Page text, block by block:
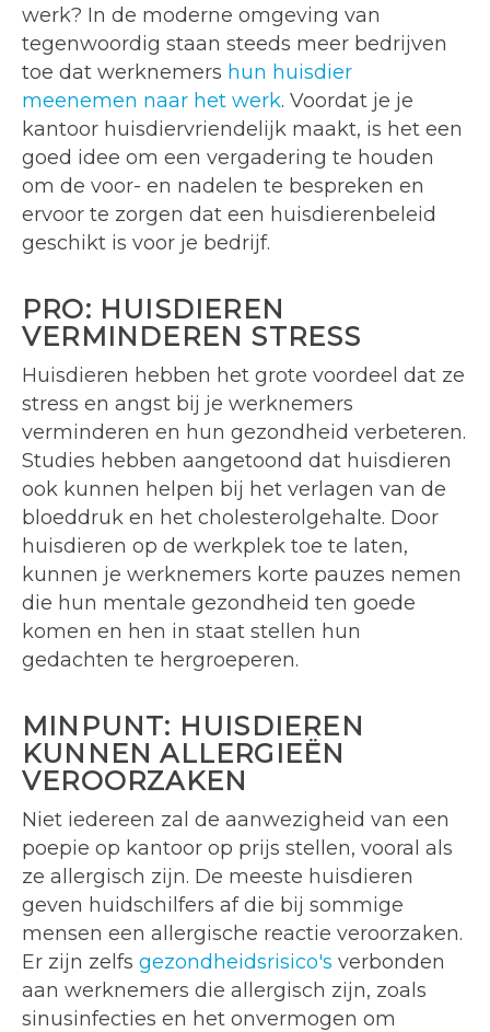
werk? In de moderne omgeving van
tegenwoordig staan steeds meer bedrijven
toe dat werknemers hun huisdier
meenemen naar het werk. Voordat je je
kantoor huisdiervriendelijk maakt, is het een
goed idee om een vergadering te houden
om de voor- en nadelen te bespreken en
ervoor te zorgen dat een huisdierenbeleid
geschikt is voor je bedrijf.
PRO: HUISDIEREN
VERMINDEREN STRESS
Huisdieren hebben het grote voordeel dat ze
stress en angst bij je werknemers
verminderen en hun gezondheid verbeteren.
Studies hebben aangetoond dat huisdieren
ook kunnen helpen bij het verlagen van de
bloeddruk en het cholesterolgehalte. Door
huisdieren op de werkplek toe te laten,
kunnen je werknemers korte pauzes nemen
die hun mentale gezondheid ten goede
komen en hen in staat stellen hun
gedachten te hergroeperen.
MINPUNT: HUISDIEREN
KUNNEN ALLERGIEËN
VEROORZAKEN
Niet iedereen zal de aanwezigheid van een
poepie op kantoor op prijs stellen, vooral als
ze allergisch zijn. De meeste huisdieren
geven huidschilfers af die bij sommige
mensen een allergische reactie veroorzaken.
Er zijn zelfs gezondheidsrisico's verbonden
aan werknemers die allergisch zijn, zoals
sinusinfecties en het onvermogen om